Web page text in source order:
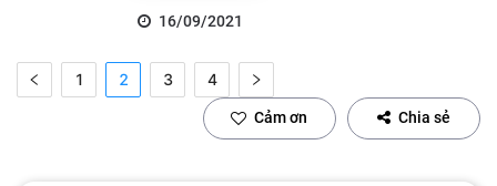
16/09/2021
1 2 3 4
Cảm ơn Chia sẻ